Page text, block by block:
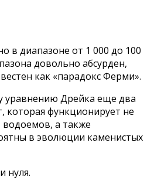
в диапазоне от 1 000 до 100
довольно абсурден,
как «парадокс Ферми».
уравнению Дрейка еще два
которая функционирует не
а также
в эволюции каменистых
нуля.